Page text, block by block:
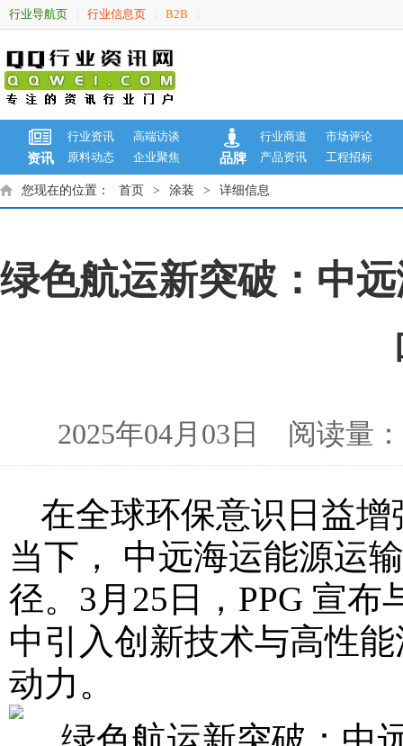
行业导航页 行业信息页 B2B
资讯
行业资讯
高端访谈
原料动态
企业聚焦 品牌
行业商道
市场评论
产品资讯
工程招标
您现在的位置： 首页 > 涂装 > 详细信息
绿色航运新突破：中
2025年04月03日 阅读
在全球环保意识日益
当下， 中远海运能源运
径。3月25日，PPG 宣
中引入创新技术与高性
动力。